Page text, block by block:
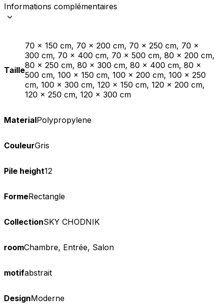
Informations complémentaires
Taille
70 x 150 cm, 70 x 200 cm, 70 x 250 cm, 70 x
300 cm, 70 x 400 cm, 70 x 500 cm, 80 x 200 cm,
80 x 250 cm, 80 x 300 cm, 80 x 400 cm, 80 x
500 cm, 100 x 150 cm, 100 x 200 cm, 100 x 250
cm, 100 x 300 cm, 120 x 150 cm, 120 x 200 cm,
120 x 250 cm, 120 x 300 cm
MaterialPolypropylene
CouleurGris
Pile height12
FormeRectangle
CollectionSKY CHODNIK
roomChambre, Entrée, Salon
motifabstrait
DesignModerne